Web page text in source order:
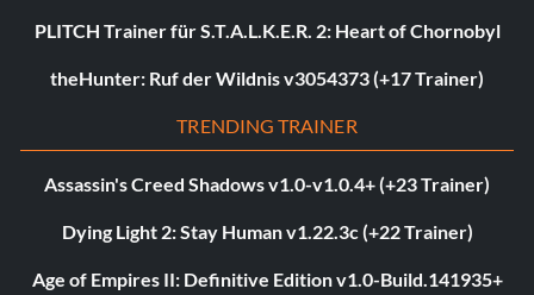
PLITCH Trainer für S.T.A.L.K.E.R. 2: Heart of Chornobyl
theHunter: Ruf der Wildnis v3054373 (+17 Trainer)
TRENDING TRAINER
Assassin's Creed Shadows v1.0-v1.0.4+ (+23 Trainer)
Dying Light 2: Stay Human v1.22.3c (+22 Trainer)
Age of Empires II: Definitive Edition v1.0-Build.141935+